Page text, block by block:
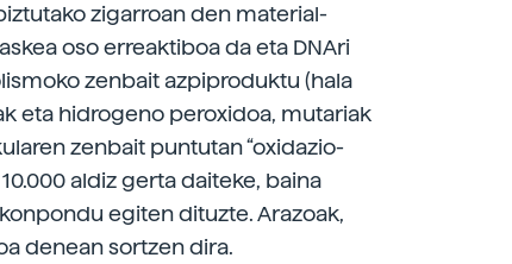
zigarroan den material-
oso erreaktiboa da eta DNAri
zenbait azpiproduktu (hala
eta hidrogeno peroxidoa, mutariak
zenbait puntutan “oxidazio-
aldiz gerta daiteke, baina
egiten dituzte. Arazoak,
denean sortzen dira.